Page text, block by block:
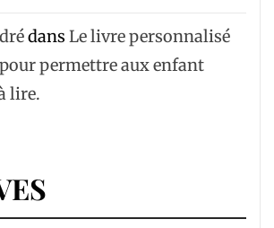
dans Le livre personnalisé
permettre aux enfant
lire.